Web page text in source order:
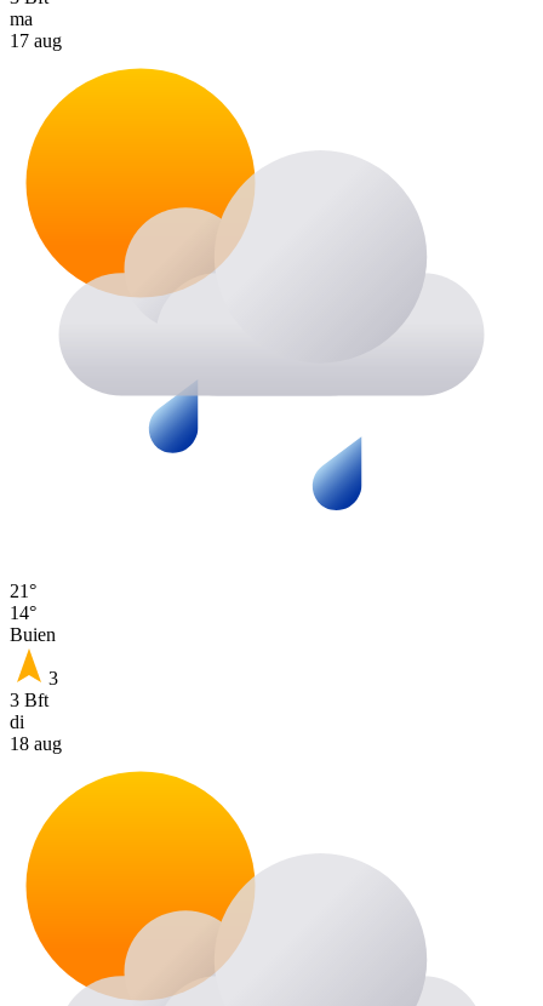
ma
17 aug
21°
14°
Buien
3
3 Bft
di
18 aug